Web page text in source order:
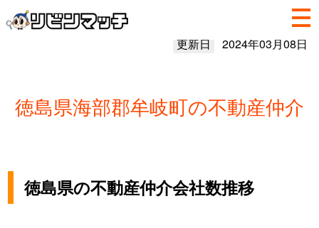
更新日 2024年03月08日
徳島県海部郡牟岐町の不動産仲介
徳島県の不動産仲介会社数推移